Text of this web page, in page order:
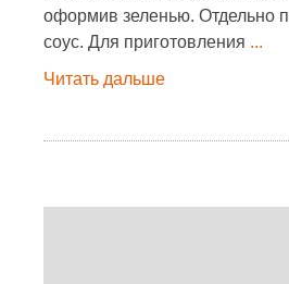
оформив зеленью. Отдельно
соус. Для приготовления ...
Читать дальше